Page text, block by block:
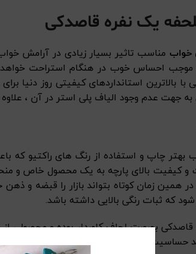
یک نفره قاصدکی
خواب مناسب تاثیر بسیار زیادی در آرامش
احساس خوب در هنگام استراحت خواهد
بالاترین استانداردهای کیفیتی روز
جهت عدم وجود الیاف پلی استر در آن ،
بهتر چاپ و استفاده از رنگ های راکتیو
کیفیت بالای پارچه به یک محصول خاص و
زمان کوتاه بتواند بازار را قبضه و ذهن
که ثبات رنگی بالایی داشته باشد.